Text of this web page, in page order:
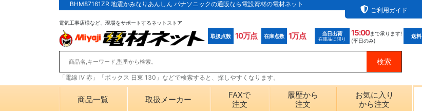
BHM87161ZR 地震かみなりあんしん パナソニックの通販なら電設資材の電材ネット
ご利用ガイド
電気工事店様など、現場をサポートするネットストア
取扱点数 10万点 在庫点数 1万点 当日出荷
在庫品に限り
15:00まで承ります!
(平日のみ)
送料
「電線 IV 赤」「ボックス 日東 130」などで検索すると、探しやすくなります。
商品一覧 取扱メーカー
FAXで
注文
履歴から
注文
お気に入り
から注文